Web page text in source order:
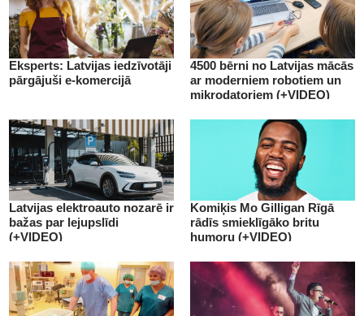
Eksperts: Latvijas iedzīvotāji
pārgājuši e-komercijā
4500 bērni no Latvijas mācās
ar moderniem robotiem un
mikrodatoriem (+VIDEO)
Latvijas elektroauto nozarē ir
bažas par lejupslīdi
(+VIDEO)
Komiķis Mo Gilligan Rīgā
rādīs smieklīgāko britu
humoru (+VIDEO)